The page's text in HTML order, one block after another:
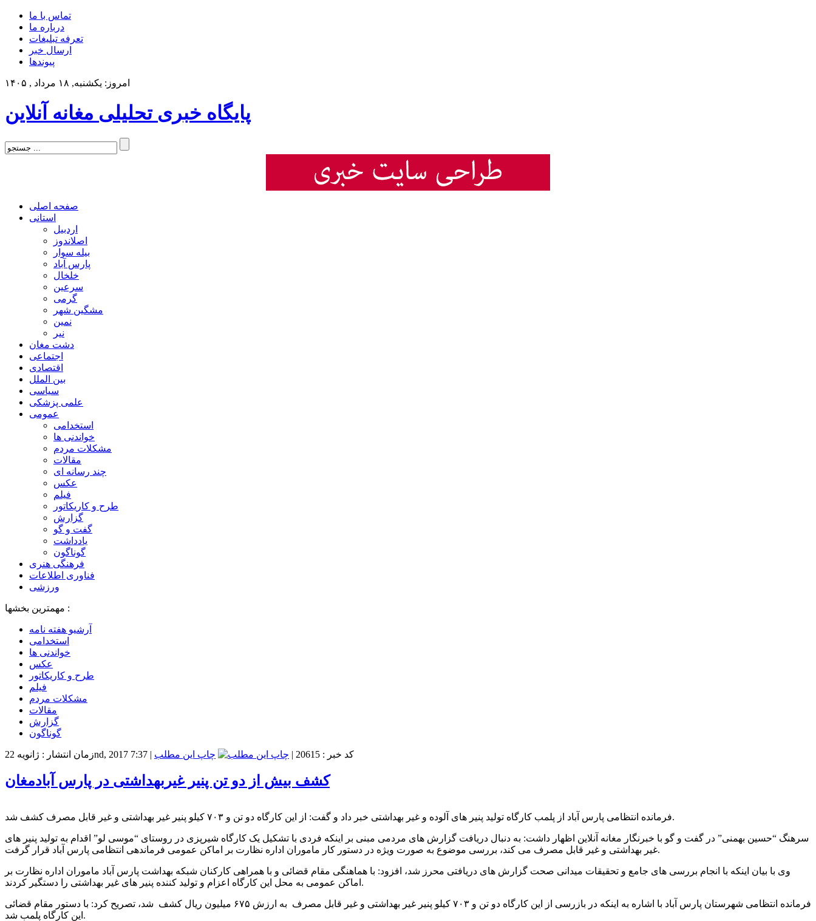
تماس با ما
درباره ما
تعرفه تبلیغات
ارسال خبر
پیوندها
امروز: یکشنبه, ۱۸ مرداد , ۱۴۰۵
پایگاه خبری تحلیلی مغانه آنلاین
صفحه اصلی
استانی
اردبیل
اصلاندوز
بیله سوار
پارس آباد
خلخال
سرعین
گرمی
مشگین شهر
نمین
نیر
دشت مغان
اجتماعی
اقتصادی
بین الملل
سیاسی
علمی پزشکی
عمومی
استخدامی
خواندنی ها
مشکلات مردم
مقالات
چند رسانه ای
عکس
فیلم
طرح و کاریکاتور
گزارش
گفت و گو
یادداشت
گوناگون
فرهنگی هنری
فناوری اطلاعات
ورزشی
مهمترین بخشها :
آرشیو هفته نامه
استخدامی
خواندنی ها
عکس
طرح و کاریکاتور
فیلم
مشکلات مردم
مقالات
گزارش
گوناگون
زمان انتشار : ژانویه 22nd, 2017 7:37 | کد خبر : 20615 | چاپ این مطلب
کشف بیش از دو تن پنیر غیربهداشتی در پارس آبادمغان
فرمانده انتظامی پارس آباد از پلمب کارگاه تولید پنیر های آلوده و غیر بهداشتی خبر داد و گفت: از این کارگاه دو تن و ۷۰۳ کیلو پنیر غیر بهداشتی و غیر قابل مصرف کشف شد.
سرهنگ “حسین بهمنی” در گفت و گو با خبرنگار مغانه آنلاین اظهار داشت: به دنبال دریافت گزارش های مردمی مبنی بر اینکه فردی با تشکیل یک کارگاه شیرپزی در روستای “موسی لو” اقدام به تولید پنیر های
غیر بهداشتی و غیر قابل مصرف می کند، بررسی موضوع به صورت ویژه در دستور کار ماموران اداره نظارت بر اماکن عمومی فرماندهی انتظامی پارس آباد قرار گرفت.
وی با بیان اینکه با انجام بررسی های جامع و تحقیقات میدانی صحت گزارش های دریافتی محرز شد، افزود: با هماهنگی مقام قضائی و با همراهی کارکنان شبکه بهداشت پارس آباد ماموران اداره نظارت بر
اماکن عمومی به محل این کارگاه اعزام و تولید کننده پنیر های غیر بهداشتی را دستگیر کردند.
فرمانده انتظامی شهرستان پارس آباد با اشاره به اینکه در بازرسی از این کارگاه دو تن و ۷۰۳ کیلو پنیر غیر بهداشتی و غیر قابل مصرف به ارزش ۶۷۵ میلیون ریال کشف شد، تصریح کرد: با دستور مقام قضائی
این کارگاه پلمب شد.